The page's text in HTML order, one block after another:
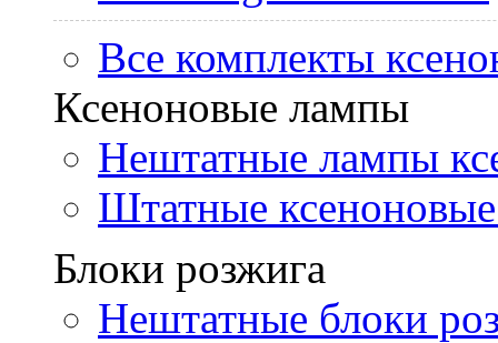
Все комплекты
Ксеноновые лампы
Нештатные лампы
Штатные
Блоки розжига
Нештатные блоки